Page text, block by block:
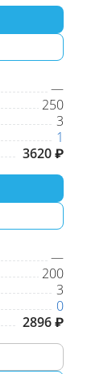
—
250
3
1
3620 ₽
—
200
3
0
2896 ₽